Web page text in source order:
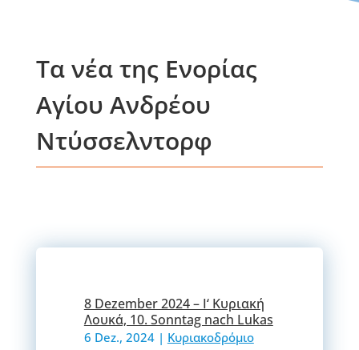
Τα νέα της Ενορίας
Αγίου Ανδρέου
Ντύσσελντορφ
8 Dezember 2024 – Ι‘ Κυριακή
Λουκά, 10. Sonntag nach Lukas
6 Dez., 2024| Κυριακοδρόμιο